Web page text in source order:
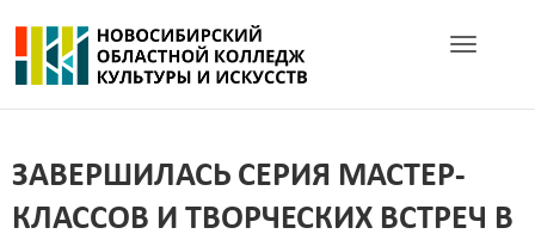
Toggle
ЗАВЕРШИЛАСЬ СЕРИЯ МАСТЕР-
КЛАССОВ И ТВОРЧЕСКИХ ВСТРЕЧ В